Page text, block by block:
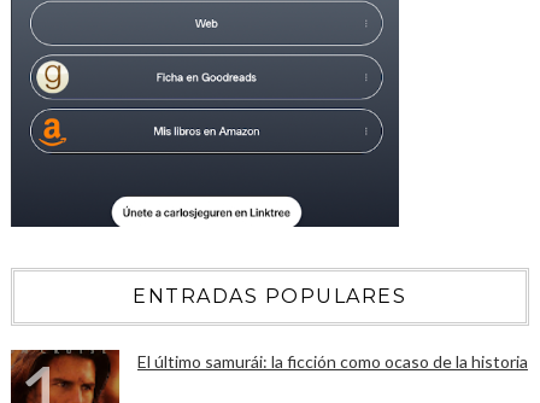
ENTRADAS POPULARES
El último samurái: la ficción como ocaso de la historia